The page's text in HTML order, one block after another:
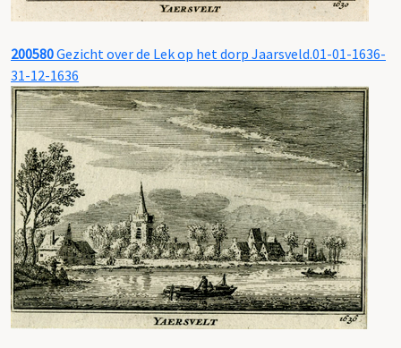
200580Gezicht over de Lek op het dorp Jaarsveld.01-01-1636-
31-12-1636